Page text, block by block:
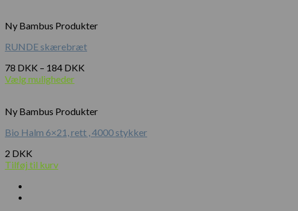
Ny Bambus Produkter
RUNDE skærebræt
78 DKK – 184 DKK
Vælg muligheder
Ny Bambus Produkter
Bio Halm 6×21, rett , 4000 stykker
2 DKK
Tilføj til kurv